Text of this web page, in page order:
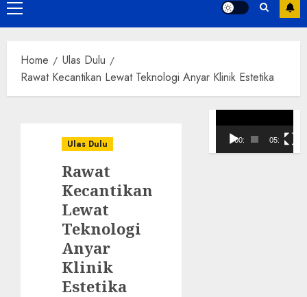
Primary
Menu
Home
Ulas Dulu
Rawat Kecantikan Lewat Teknologi Anyar Klinik Estetika
Ulas Dulu
Rawat
Kecantikan
Lewat
Teknologi
Anyar
Klinik
Estetika
Video
00:00 05:10